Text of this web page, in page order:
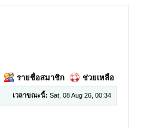
รายชื่อสมาชิก ช่วยเหลือ
เวลาขณะนี้: Sat, 08 Aug 26, 00:34